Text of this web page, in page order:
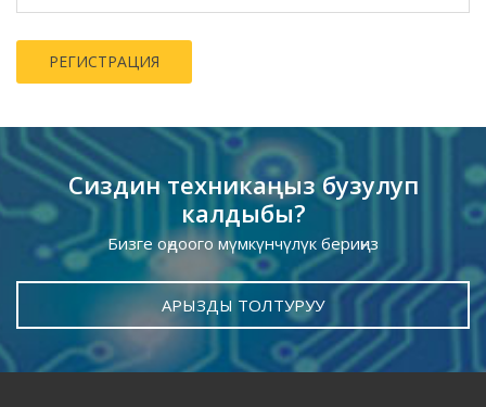
Сиздин техникаңыз бузулуп
калдыбы?
Бизге оңдоого мүмкүнчүлүк бериңиз
АРЫЗДЫ ТОЛТУРУУ